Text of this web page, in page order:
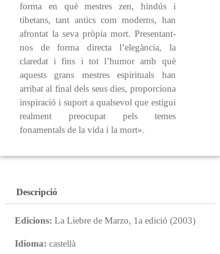
forma en què mestres zen, hindús i
tibetans, tant antics com moderns, han
afrontat la seva pròpia mort. Presentant-
nos de forma directa l’elegància, la
claredat i fins i tot l’humor amb què
aquests grans mestres espirituals han
arribat al final dels seus dies, proporciona
inspiració i suport a qualsevol que estigui
realment preocupat pels temes
fonamentals de la vida i la mort».
Descripció
Edicions: La Liebre de Marzo, 1a edició (2003)
Idioma: castellà